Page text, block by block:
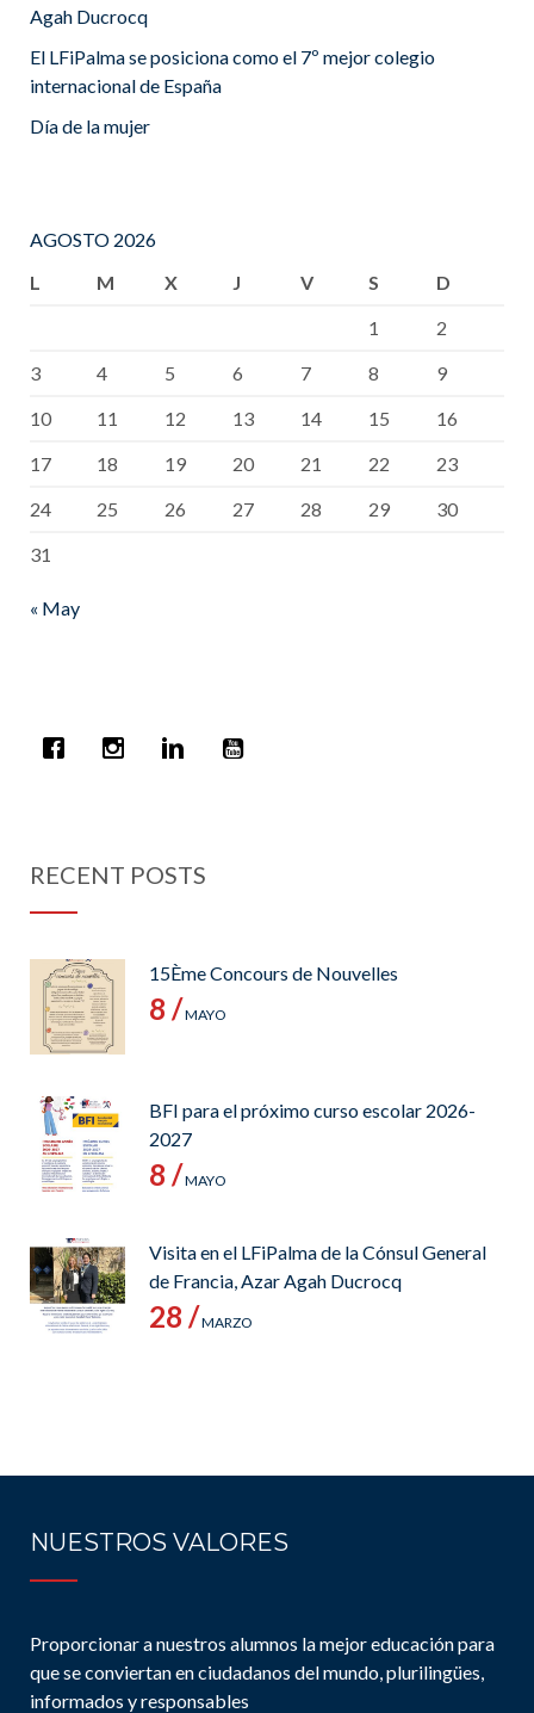
Agah Ducrocq
El LFiPalma se posiciona como el 7º mejor colegio
internacional de España
Día de la mujer
AGOSTO 2026
L
M X J V S
D
1
2
3
4 5 6 7 8
9
10
11 12 13 14 15
16
17
18 19 20 21 22
23
24
25 26 27 28 29
30
31
« May
RECENT POSTS
15Ème Concours de Nouvelles
8 /MAYO
BFI para el próximo curso escolar 2026-
2027
8 /MAYO
Visita en el LFiPalma de la Cónsul General
de Francia, Azar Agah Ducrocq
28 /MARZO
NUESTROS VALORES
Proporcionar a nuestros alumnos la mejor educación para
que se conviertan en ciudadanos del mundo, plurilingües,
informados y responsables